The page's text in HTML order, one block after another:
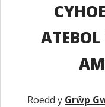
Roedd y Grŵp